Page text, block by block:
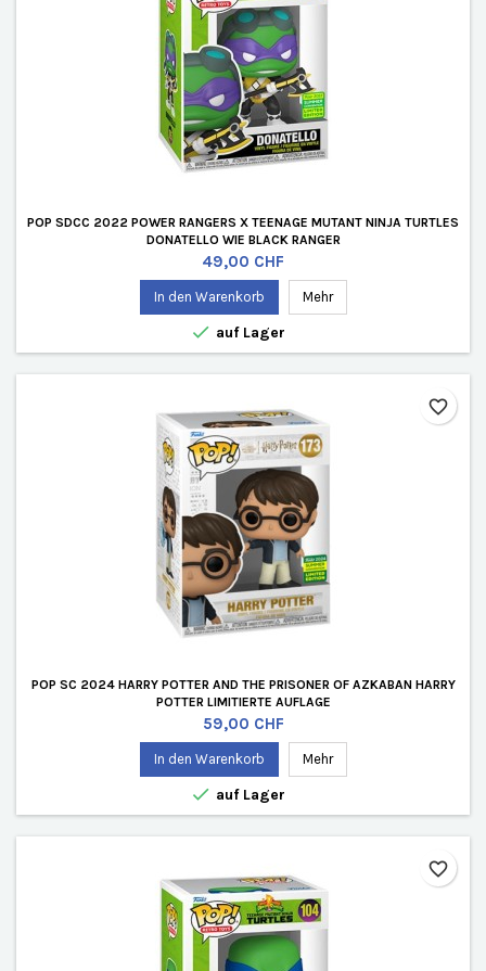
POP SDCC 2022 POWER RANGERS X TEENAGE MUTANT NINJA TURTLES
DONATELLO WIE BLACK RANGER
Preis
49,00 CHF
In den Warenkorb Mehr
 auf Lager
POP SC 2024 HARRY POTTER AND THE PRISONER OF AZKABAN HARRY
POTTER LIMITIERTE AUFLAGE
Preis
59,00 CHF
In den Warenkorb Mehr
 auf Lager
favorite_border
favorite_border